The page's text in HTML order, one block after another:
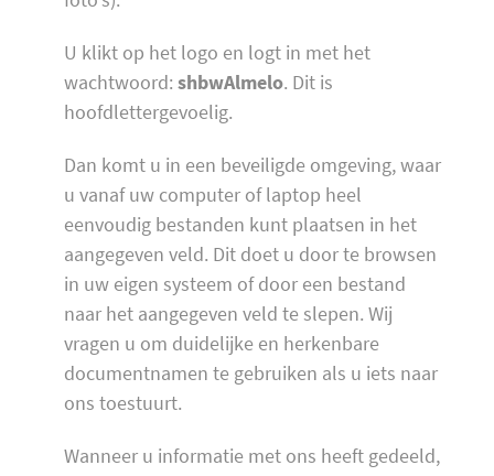
U klikt op het logo en logt in met het
wachtwoord: shbwAlmelo. Dit is
hoofdlettergevoelig.
Dan komt u in een beveiligde omgeving, waar
u vanaf uw computer of laptop heel
eenvoudig bestanden kunt plaatsen in het
aangegeven veld. Dit doet u door te browsen
in uw eigen systeem of door een bestand
naar het aangegeven veld te slepen. Wij
vragen u om duidelijke en herkenbare
documentnamen te gebruiken als u iets naar
ons toestuurt.
Wanneer u informatie met ons heeft gedeeld,